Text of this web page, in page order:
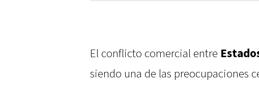
El conflicto comercial entre
siendo una de las preocupaciones